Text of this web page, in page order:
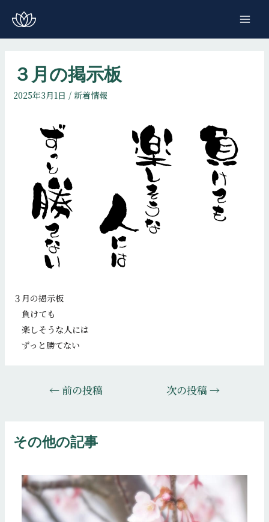
テ
３月の掲示板
2025年3月1日 / 新着情報
３月の掲示板
負けても
楽しそうな人には
ずっと勝てない
ゲ
シ
ョ
ン
←前の投稿 次の投稿→
その他の記事